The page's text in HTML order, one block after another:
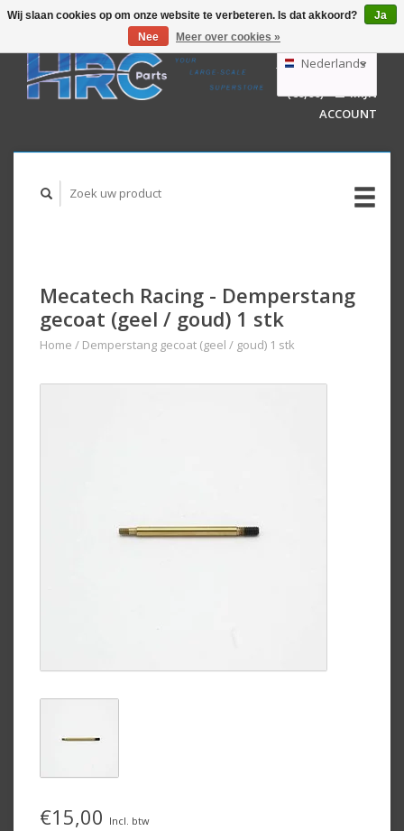
GBP
AUD
Nederlands
Deutsch
English
WINKELWAGEN
(€0,00)
MIJN
ACCOUNT
Mecatech Racing - Demperstang
gecoat (geel / goud) 1 stk
Home / Demperstang gecoat (geel / goud) 1 stk
€15,00 Incl. btw
Wij slaan cookies op om onze website te verbeteren. Is dat akkoord?
Ja
Nee
Meer over cookies »